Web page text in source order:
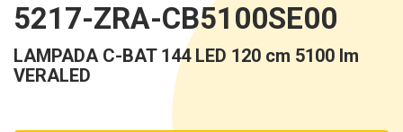
5217-ZRA-CB5100SE00
LAMPADA C-BAT 144 LED 120 cm 5100 lm
VERALED